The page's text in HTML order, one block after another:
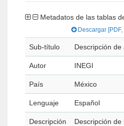
Metadatos de las tablas
Descargar
Sub-título Descripción de
Autor INEGI
País México
Lenguaje Español
Descripción
Descripción